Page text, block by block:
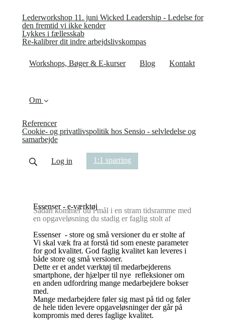
Lederworkshop 11. juni Wicked Leadership - Ledelse for
den fremtid vi ikke kender
Lykkes i fællesskab
Re-kalibrer dit indre arbejdslivskompas
Workshops, Bøger & E-kurser Blog Kontakt
Om
Referencer
Cookie- og privatlivspolitik hos Sensio - selvledelse og
samarbejde
Log in 1:1 sparring
Essenser - e-værktøj
Sådan kommer du i mål i en stram tidsramme med
en opgaveløsning du stadig er faglig stolt af
Essenser - store og små versioner du er stolte af
Vi skal væk fra at forstå tid som eneste parameter
for god kvalitet. God faglig kvalitet kan leveres i
både store og små versioner.
Dette er et andet værktøj til medarbejderens
smartphone, der hjælper til nye refleksioner om
en anden udfordring mange medarbejdere bokser
med.
Mange medarbejdere føler sig mast på tid og føler
de hele tiden levere opgaveløsninger der går på
kompromis med deres faglige kvalitet.